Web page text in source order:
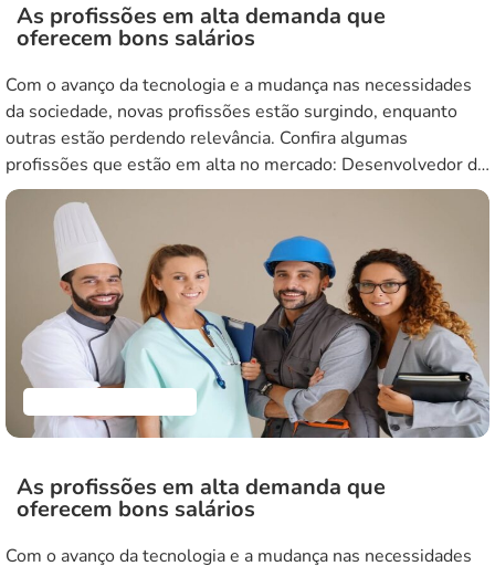
As profissões em alta demanda que
oferecem bons salários
Com o avanço da tecnologia e a mudança nas necessidades
da sociedade, novas profissões estão surgindo, enquanto
outras estão perdendo relevância. Confira algumas
profissões que estão em alta no mercado: Desenvolvedor de
software Com o boom da tecnologia e o constante
crescimento da indústria de software, os desenvolvedores
estão em alta demanda. Seja para criar […]
As profissões em alta demanda que
oferecem bons salários
Com o avanço da tecnologia e a mudança nas necessidades